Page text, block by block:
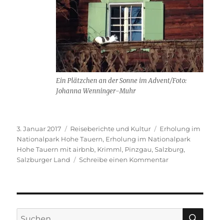
Ein Plätzchen an der Sonne im Advent/Foto:
Johanna Wenninger-Muhr
Veröffentlicht
am
3. Januar 2017 Kategorien
Reiseberichte und Kultur Schlagwörter
Erholung im
Nationalpark Hohe Tauern, Erholung im Nationalpark
Hohe Tauern mit airbnb, Krimml, Pinzgau,Salzburg,
Salzburger Land
Schreibe einen Kommentarzu
Suche